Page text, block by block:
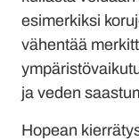
esimerkiksi
vähentää
ja veden
Hopean